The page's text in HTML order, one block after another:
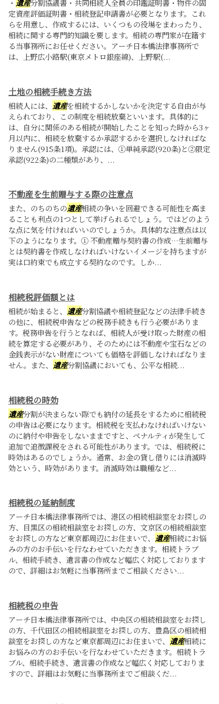
・ 遺産分割協議書・共同相続人全員の印鑑証明書・物件の固
定資産評価証明書・相続登記申請書が必要となります。これ
らを用意し、作成するには、いくつもの役場をまわったり、
相続に関する専門的知識を要します。相続の専門家が在籍す
る当事務所にお任せください。アーチ日本橋法律事務所で
は、上野広小路駅(東京メトロ銀座線)、上野駅(...
土地の相続手続き方法
相続人には、 遺産を相続するかしないかを決定する自由が与
えられており、この制度を相続放棄といいます。具体的に
は、自分に関係のある相続が開始したことを知った時から3ヶ
月以内に、相続を放棄するか承認するかを選択しなければな
りません(915条1項)。承認には、①単純承認(920条)と②限定
承認(922条)の二種類があり、...
不動産を生前贈与する際の注意点
また、のちのちの遺産相続の争いを回避できる可能性を高ま
ることも利点の1つとして挙げられるでしょう。ではどのよう
な点に気を付ければいいのでしょうか。具体的な注意点は以
下のようになります。① 不動産贈与契約書の作成…生前贈与
とは契約書を作成しなければいけないイメージを持ちますが
実は口約束でも成立する契約なのです。しか...
相続税評価額とは
相続が始まると、 遺産分割協議や相続登記などの法律手続き
の他に、相続税申告などの税務手続きも行う必要がありま
す。税務申告を行うとなれば、相続人が受け取った財産の相
続を算定する必要があり、そのためには不動産や宝石などの
金銭表示がない財産についても価格を評価しなければなりま
せん。また、 遺産分割協議においても、公平な相続...
相続税の時効
遺産分割が決まらない際でも納付の延長をするために相続税
の申告は必要になります。相続税を支払わなければいけない
のに納付や申告をしないままですと、ペナルティが発生して
追加で追徴課税をされる可能性があります。では、相続税に
時効はあるのでしょうか。通常、お金の貸し借りには消滅時
効という、時効があります。消滅時効は職種など...
相続税の延納制度
アーチ日本橋法律事務所では、港区の相続相談室をお探しの
方、目黒区の相続相談室をお探しの方、文京区の相続相談室
をお探しの方など東京都周辺にお住まいで、 遺産相続にお悩
みの方のお手伝いを行なわせていただきます。相続トラブ
ル、相続手続き、遺言書の作成など幅広く対応しております
ので、詳細はお気軽に当事務所までご相談ください...
相続税の申告
アーチ日本橋法律事務所では、中央区の相続相談室をお探し
の方、千代田区の相続相談室をお探しの方、豊島区の相続相
談室をお探しの方など東京都周辺にお住まいで、 遺産相続に
お悩みの方のお手伝いを行なわせていただきます。相続トラ
ブル、相続手続き、遺言書の作成など幅広く対応しておりま
すので、詳細はお気軽に当事務所までご相談くだ...